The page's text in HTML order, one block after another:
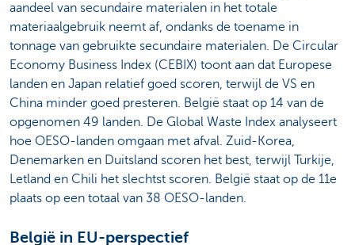
aandeel van secundaire materialen in het totale
materiaalgebruik neemt af, ondanks de toename in
tonnage van gebruikte secundaire materialen. De Circular
Economy Business Index (CEBIX) toont aan dat Europese
landen en Japan relatief goed scoren, terwijl de VS en
China minder goed presteren. België staat op 14 van de
opgenomen 49 landen. De Global Waste Index analyseert
hoe OESO-landen omgaan met afval. Zuid-Korea,
Denemarken en Duitsland scoren het best, terwijl Turkije,
Letland en Chili het slechtst scoren. België staat op de 11e
plaats op een totaal van 38 OESO-landen.
België in EU-perspectief